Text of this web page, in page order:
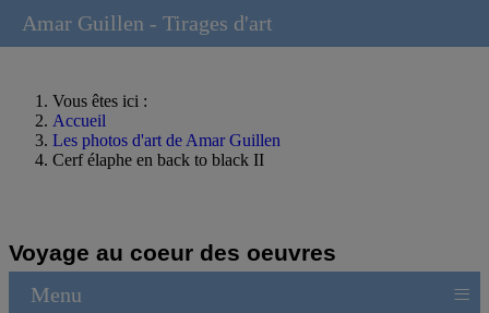
Vous êtes ici :
Accueil
Les photos d'art de Amar Guillen
Cerf élaphe en back to black II
Voyage au coeur des oeuvres
Menu ≡
Amar Guillen - Tirages d'art